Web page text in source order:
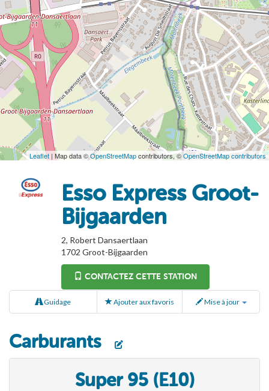
Leaflet | Map data ©OpenStreetMapcontributors, ©OpenStreetMap contributors
Esso Express Groot-
Bijgaarden
2, Robert Dansaertlaan
1702 Groot-Bijgaarden
CONTACTEZ CETTE STATION
Guidage Ajouter aux favoris Mise à jour
Carburants
Super 95 (E10)